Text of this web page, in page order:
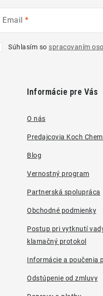
Email
Súhlasím so spracovaním
Informácie pre Vás
O nás
Predajcovia Koch
Blog
Vernostný program
Partnerská spolupráca
Obchodné podmienky
Postup pri vytknutí
klamačný protokol
Informácie a poučenia
Odstúpenie od zmluvy